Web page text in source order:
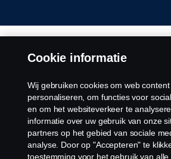
Cookie informatie
Wij gebruiken cookies om web
personaliseren, om functies voor
en om het websiteverkeer te
informatie over uw gebruik van onze
partners op het gebied van sociale
analyse. Door op "Accepteren" te
toestemming voor het gebruik van